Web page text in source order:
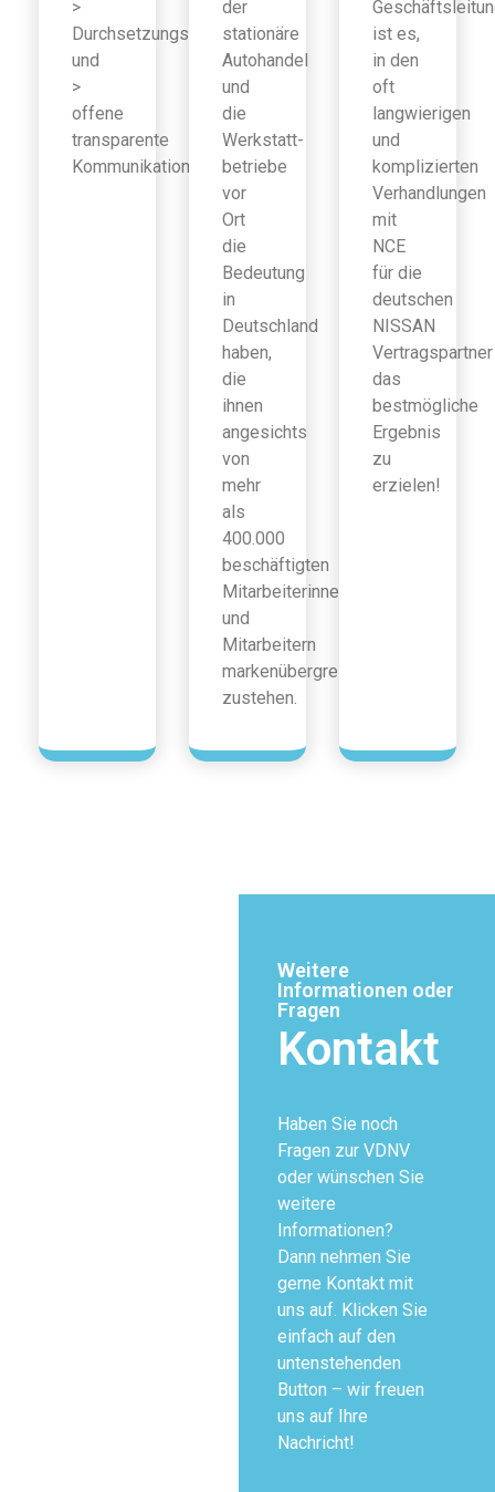
>
Durchsetzungsfähigkeit
und
>
offene
transparente
Kommunikation
der
stationäre
Autohandel
und
die
Werkstatt-
betriebe
vor
Ort
die
Bedeutung
in
Deutschland
haben,
die
ihnen
angesichts
von
mehr
als
400.000
beschäftigten
Mitarbeiterinnen
und
Mitarbeitern
markenübergreifend
zustehen.
ist es,
in den
oft
langwierigen
und
komplizierten
Verhandlungen
mit
NCE
für die
deutschen
NISSAN
Vertragspartner
das
bestmögliche
Ergebnis
zu
erzielen!
Weitere
Informationen oder
Fragen
Kontakt
Haben Sie noch
Fragen zur VDNV
oder wünschen Sie
weitere
Informationen?
Dann nehmen Sie
gerne Kontakt mit
uns auf. Klicken Sie
einfach auf den
untenstehenden
Button – wir freuen
uns auf Ihre
Nachricht!